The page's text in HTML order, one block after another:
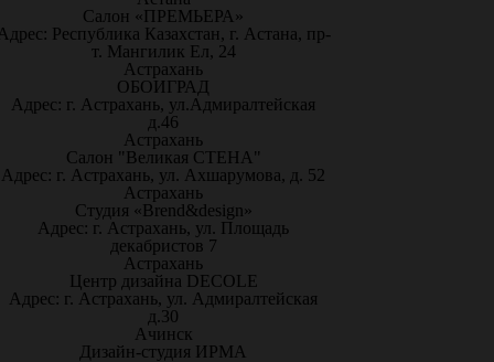
Салон «ПРЕМЬЕРА»
Республика Казахстан, г. Астана, пр-
т. Мангилик Ел, 24
Астрахань
ОБОИГРАД
Адрес: г. Астрахань, ул.Адмиралтейская
д.46
Астрахань
Салон "Великая СТЕНА"
Адрес: г. Астрахань, ул. Ахшарумова, д. 52
Астрахань
Студия «Brend&design»
Адрес: г. Астрахань, ул. Площадь
декабристов 7
Астрахань
Центр дизайна DECOLE
Адрес: г. Астрахань, ул. Адмиралтейская
д.30
Ачинск
Дизайн-студия ИРМА